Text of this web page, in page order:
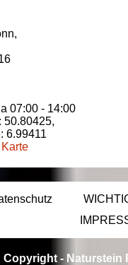
,
07:00 - 14:00
50.80425,
6.99411
Karte
Copyright - Naturstein